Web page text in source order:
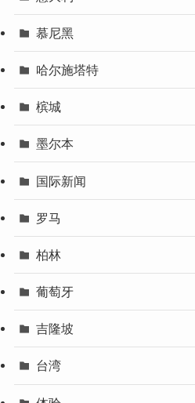
慕尼黑
哈尔施塔特
槟城
墨尔本
国际新闻
罗马
柏林
葡萄牙
吉隆坡
台湾